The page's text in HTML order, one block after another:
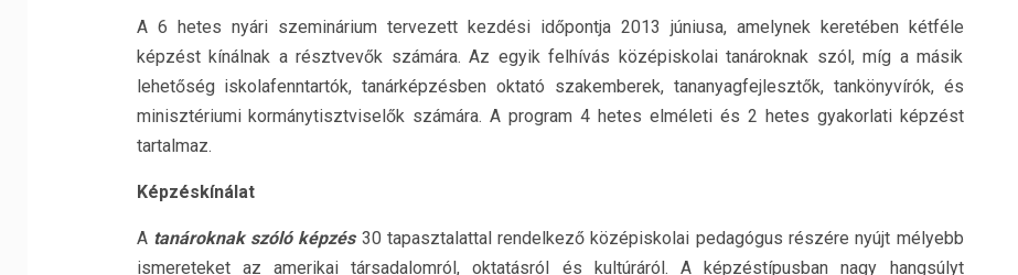
A 6 hetes nyári szeminárium tervezett kezdési időpontja 2013 júniusa, amelynek keretében kétféle
képzést kínálnak a résztvevők számára. Az egyik felhívás középiskolai tanároknak szól, míg a másik
lehetőség iskolafenntartók, tanárképzésben oktató szakemberek, tananyagfejlesztők, tankönyvírók, és
minisztériumi kormánytisztviselők számára. A program 4 hetes elméleti és 2 hetes gyakorlati képzést
tartalmaz.
Képzéskínálat
A tanároknak szóló képzés 30 tapasztalattal rendelkező középiskolai pedagógus részére nyújt mélyebb
ismereteket az amerikai társadalomról, oktatásról és kultúráról. A képzéstípusban nagy hangsúlyt